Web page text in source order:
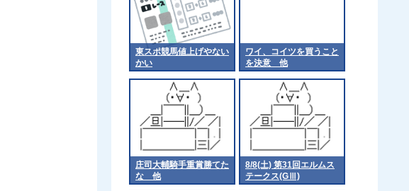
東スポ競馬値上げやない
かい
ワイ、コイツを買うこと
を決意 他
庄司大輔騎手重賞勝てた
な 他
8/8(土) 第31回エルムス
テークス(GⅢ)